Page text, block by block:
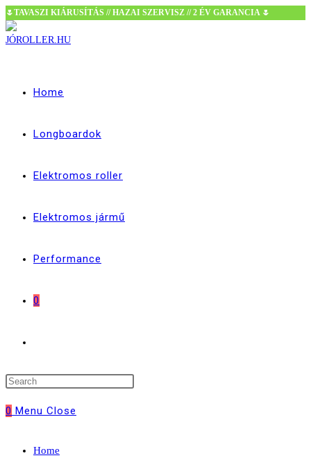
Skip
to
🌷TAVASZI KIÁRUSÍTÁS // HAZAI SZERVISZ // 2 ÉV GARANCIA 🌷
Home
Longboardok
Elektromos roller
Elektromos jármű
Performance
0
website
0 Menu Close
Home